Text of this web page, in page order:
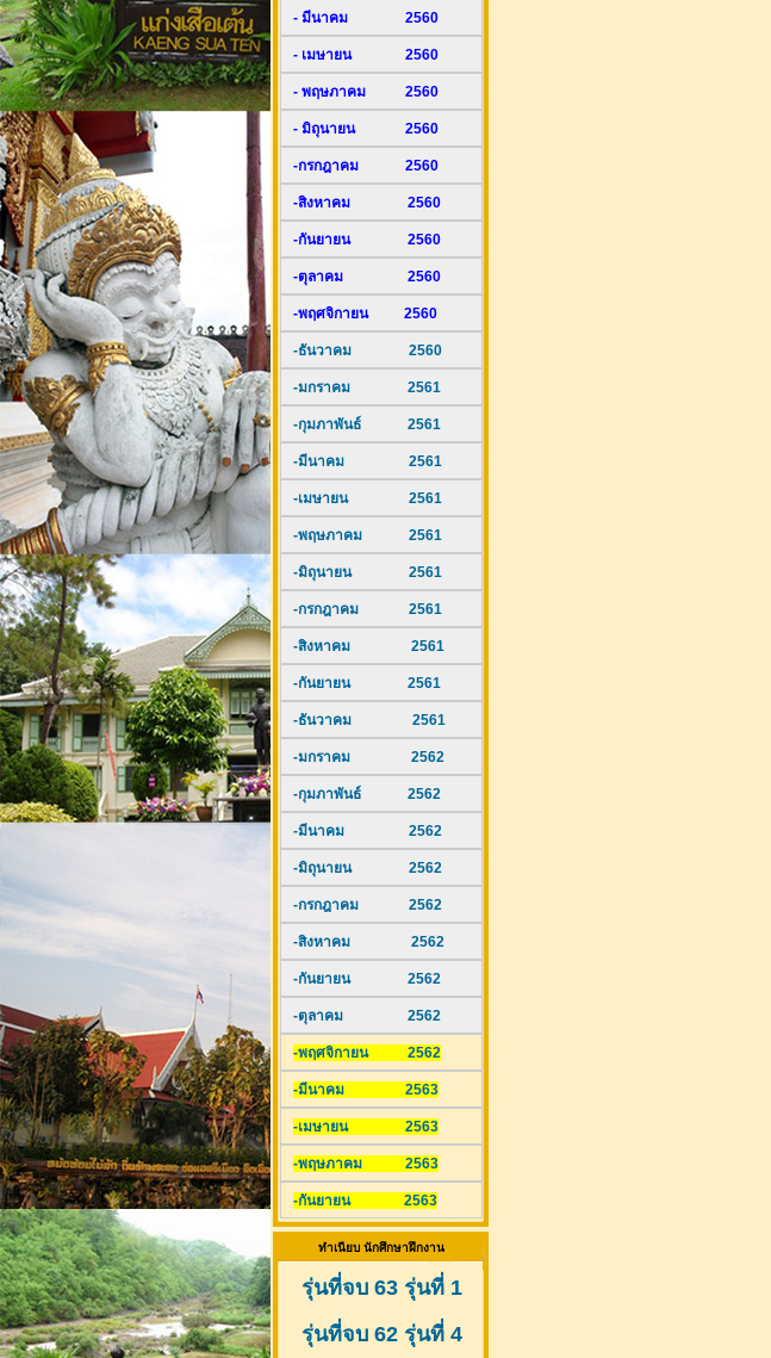
- มีนาคม 2560
- เมษายน 2560
- พฤษภาคม 2560
- มิถุนายน 2560
-กรกฎาคม 2560
-สิงหาคม 2560
-กันยายน 2560
-ตุลาคม 2560
-พฤศจิกายน 2560
-ธันวาคม 2560
-มกราคม 2561
-กุมภาพันธ์ 2561
-มีนาคม 2561
-เมษายน 2561
-พฤษภาคม 2561
-มิถุนายน 2561
-กรกฎาคม 2561
-สิงหาคม 2561
-กันยายน 2561
-ธันวาคม 2561
-มกราคม 2562
-กุมภาพันธ์ 2562
-มีนาคม 2562
-มิถุนายน 2562
-กรกฎาคม 2562
-สิงหาคม 2562
-กันยายน 2562
-ตุลาคม 2562
-พฤศจิกายน 2562
-มีนาคม 2563
-เมษายน 2563
-พฤษภาคม 2563
-กันยายน 2563
ทำเนียบ นักศึกษาฝึกงาน
รุ่นที่จบ 63 รุ่นที่ 1
รุ่นที่จบ 62 รุ่นที่ 4